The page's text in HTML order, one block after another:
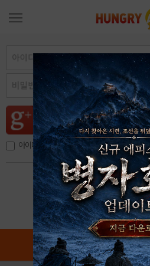
아이디, 이메일 저장
아이디 / 비밀번호 찾기